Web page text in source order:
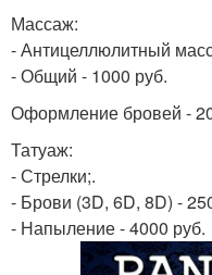
Массаж:
- Антицеллюлитный
- Общий - 1000 руб.
Оформление бровей -
Татуаж:
- Стрелки;.
- Брови (3D, 6D, 8D) -
- Напыление - 4000 руб.